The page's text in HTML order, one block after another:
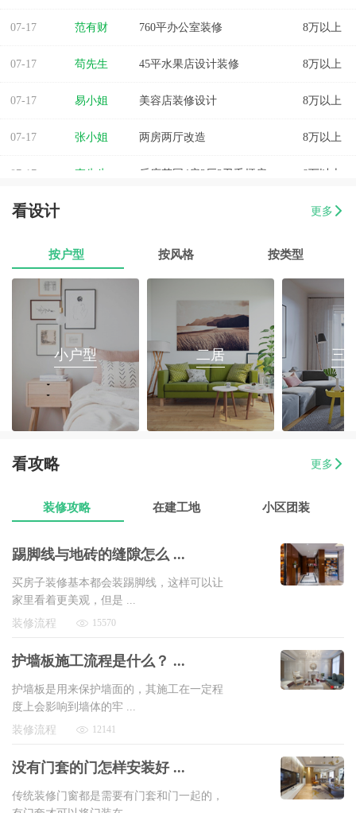
07-17 范有财 760平办公室装修 8万以上
07-17 苟先生 45平水果店设计装修 8万以上
07-17 易小姐 美容店装修设计 8万以上
07-17 张小姐 两房两厅改造 8万以上
07-17 李先生 乐府花园4房2厅2卫毛坯房 8万以上
07-17 8万以上
07-17 伊小姐 180平和盛花园设计装修 8万以上
07-17 万泰城4室2厅 202平 8万以上
葛小姐 榕城区榕江一品3室2厅1卫 8万以上
07-17 魏先生 金海湾4室2厅 8万以上
07-17 曾女士 新澳城市花园3室1厅1卫 8万以上
07-17 8万以上
看设计 更多
按户型 按风格 按类型
小户型 二居 三
看攻略 更多
装修攻略 在建工地 小区团装
踢脚线与地砖的缝隙怎么 ...
买房子装修基本都会装踢脚线，这样可以让
家里看着更美观，但是 ...
装修流程
15570
护墙板施工流程是什么？ ...
护墙板是用来保护墙面的，其施工在一定程
度上会影响到墙体的牢 ...
装修流程
12141
没有门套的门怎样安装好 ...
传统装修门窗都是需要有门套和门一起的，